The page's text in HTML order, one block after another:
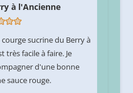
à l'Ancienne
sucrine du Berry à
très facile à faire. Je
d'une bonne
sauce rouge.